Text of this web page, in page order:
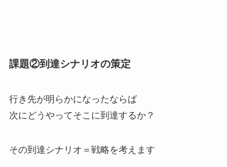
課題②到達シナリオの策定
行き先が明らかになったならば
次にどうやってそこに到達するか？
その到達シナリオ＝戦略を考えます